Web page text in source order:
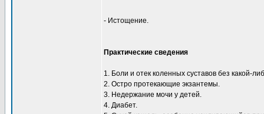
- Истощение.
Практические сведения
1. Боли и отек коленных суставов без какой-
2. Остро протекающие экзантемы.
3. Недержание мочи у детей.
4. Диабет.